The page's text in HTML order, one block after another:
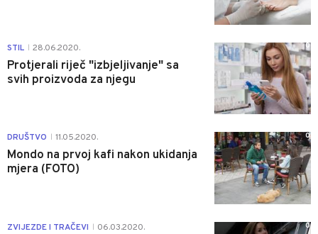
STIL 28.06.2020.
Protjerali riječ "izbjeljivanje" sa
svih proizvoda za njegu
0
DRUŠTVO 11.05.2020.
Mondo na prvoj kafi nakon ukidanja
mjera (FOTO)
0
ZVIJEZDE I TRAČEVI 06.03.2020. 0